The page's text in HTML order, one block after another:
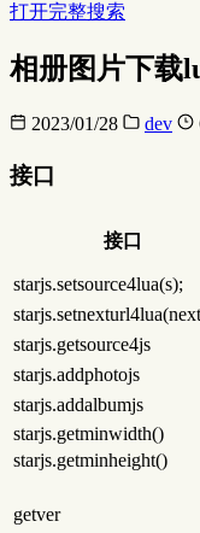
打开完整搜索
相册图片下载
2023/01/28 dev
接口
接口
starjs.setsource4lua(s);
starjs.getsource4js
starjs.addphotojs
starjs.addalbumjs
starjs.getminwidth()
starjs.getminheight()
getver